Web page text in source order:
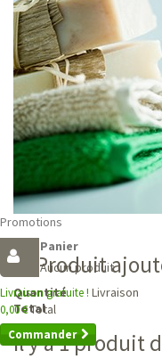
Promotions
Panier
Aucun produit
Livraison gratuite ! Livraison
0,00 €Total
Commander
Produit
Quantité
Total
Il y a 1 produit